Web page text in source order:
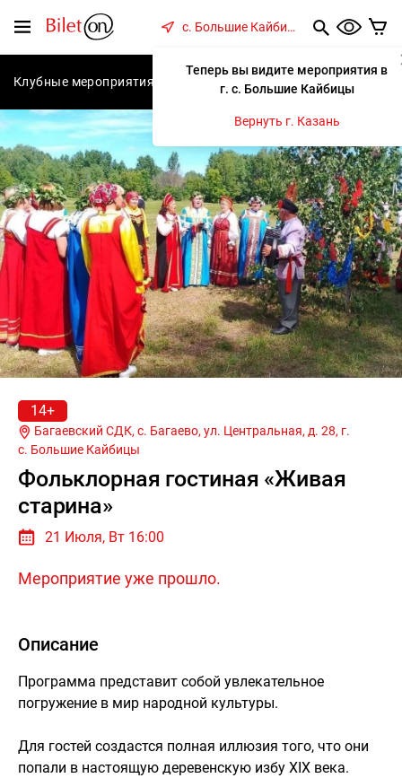
Меню
с. Большие Кайбицы
Теперь вы видите мероприятия в
г. с. Большие Кайбицы
Вернуть г. Казань
Клубные мероприятия Концерты Спектакли
14+
Багаевский СДК, с. Багаево, ул. Центральная, д. 28, г.
с. Большие Кайбицы
Фольклорная гостиная «Живая
старина»
21 Июля, Вт 16:00
Мероприятие уже прошло.
Описание
Программа представит собой увлекательное
погружение в мир народной культуры.
Для гостей создастся полная иллюзия того, что они
попали в настоящую деревенскую избу XIX века.